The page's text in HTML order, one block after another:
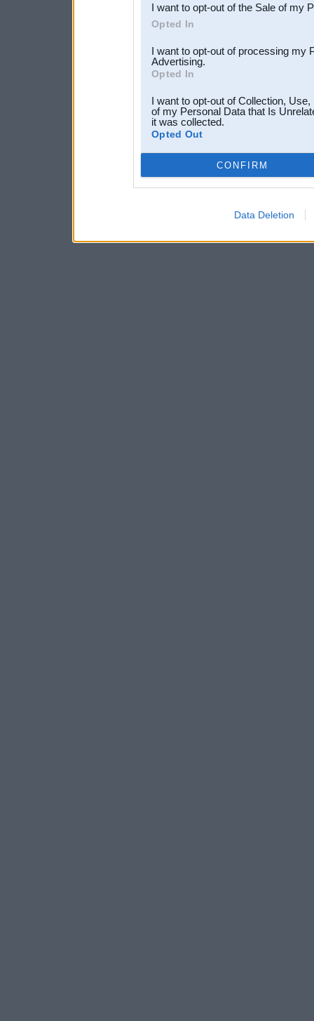
I want to opt-out of the Sale of my
Opted In
I want to opt-out of processing my
Advertising.
Opted In
I want to opt-out of Collection,
of my Personal Data that Is
it was collected.
Opted Out
CONFIRM
Data Deletion